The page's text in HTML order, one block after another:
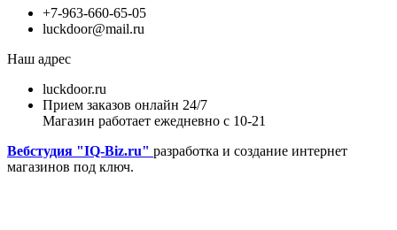
+7-963-660-65-05
luckdoor@mail.ru
Наш адрес
luckdoor.ru
Прием заказов онлайн 24/7
Магазин работает ежедневно с 10-21
Вебстудия "IQ-Biz.ru" разработка и создание интернет
магазинов под ключ.